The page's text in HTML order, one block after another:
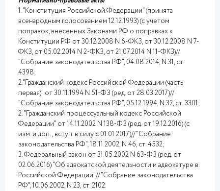
1. "Конституция Российской Федерации" (принята
всенародным голосованием 12.12.1993) (с учетом
поправок, внесенных Законами РФ о поправках к
Конституции РФ от 30.12.2008 N 6-ФКЗ, от 30.12.2008 N 7-
ФКЗ, от 05.02.2014 N 2-ФКЗ, от 21.07.2014 N 11-ФКЗ)//
"Собрание законодательства РФ", 04.08.2014, N 31, ст.
4398;
2."Гражданский кодекс Российской Федерации (часть
первая)" от 30.11.1994 N 51-ФЗ (ред. от 28.03.2017)//
"Собрание законодательства РФ", 05.12.1994, N 32, ст. 3301;
2. "Гражданский процессуальный кодекс Российской
Федерации" от 14.11.2002 N 138-ФЗ (ред. от 19.12.2016) (с
изм. и доп., вступ. в силу с 01.01.2017)// "Собрание
законодательства РФ", 18.11.2002, N 46, ст. 4532;
3. Федеральный закон от 31.05.2002 N 63-ФЗ (ред. от
02.06.2016) "Об адвокатской деятельности и адвокатуре в
Российской Федерации"// "Собрание законодательства
РФ", 10.06.2002, N 23, ст. 2102.